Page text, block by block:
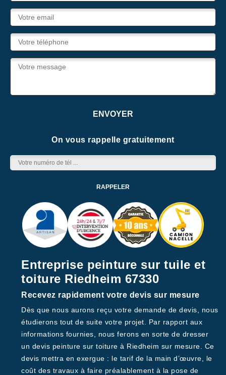
On vous rappelle gratuitement
Entreprise peinture sur tuile et
toiture Riedheim 67330
Recevez rapidement votre devis sur mesure
Dès que nous aurons reçu votre demande de devis, nous
étudierons tout de suite votre projet. Par rapport aux
informations fournies, nous ferons en sorte de dresser
un devis peinture sur toiture à Riedheim sur mesure. Ce
devis mettra en exergue : le tarif de la main d’œuvre, le
coût des travaux à faire préalablement à la pose de